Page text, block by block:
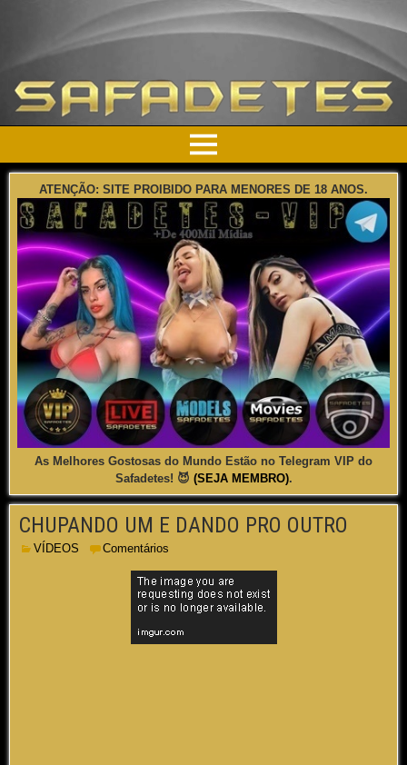
ATENÇÃO: SITE PROIBIDO PARA MENORES DE 18 ANOS.
As Melhores Gostosas do Mundo Estão no Telegram VIP do
Safadetes! 😈 (SEJA MEMBRO).
CHUPANDO UM E DANDO PRO OUTRO
VÍDEOS Comentários